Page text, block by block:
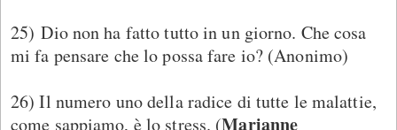
25) Dio non ha fatto tutto in un giorno. Che cosa
mi fa pensare che lo possa fare io? (Anonimo)
26) Il numero uno della radice di tutte le malattie,
come sappiamo, è lo stress. (Marianne